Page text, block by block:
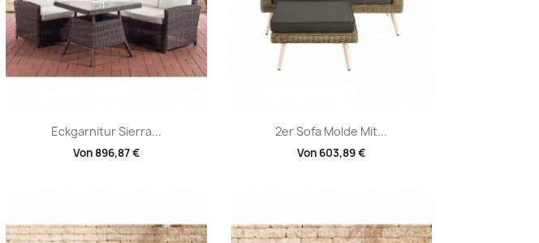
Eckgarnitur Sierra...
Von 896,87 €
Vorschau 2er Sofa Molde Mit...
Von 603,89 €
Vorschau